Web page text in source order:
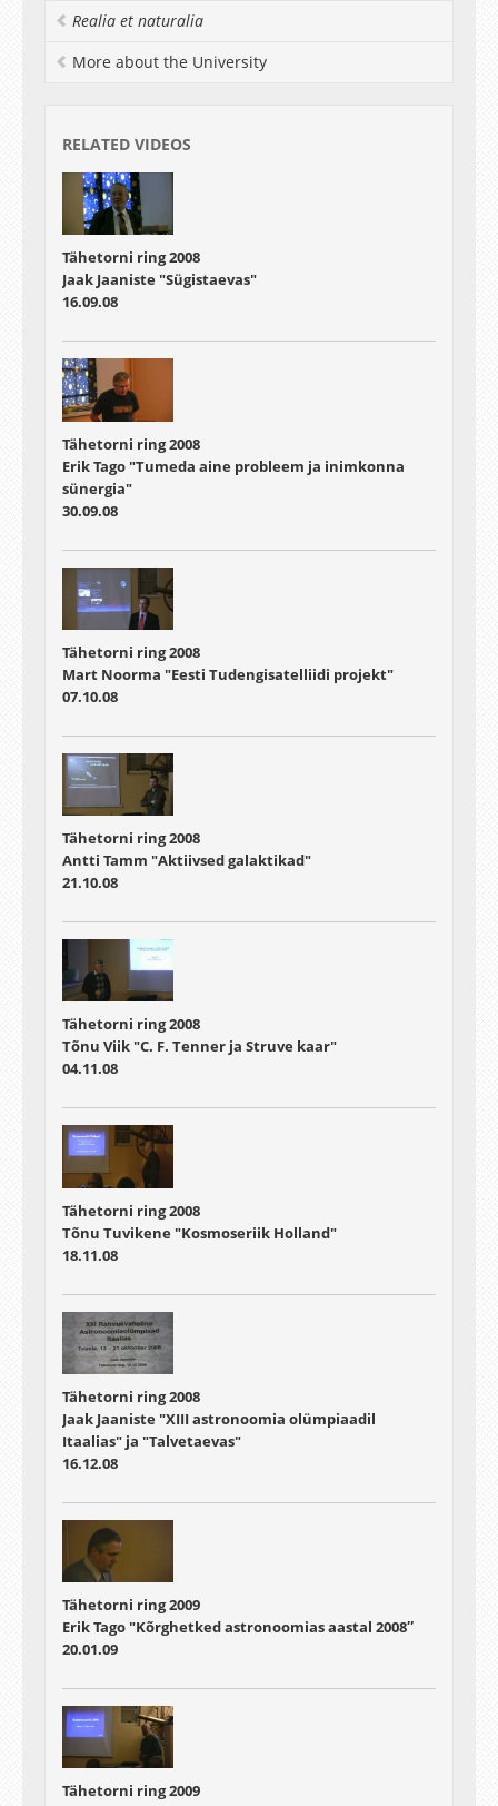
Realia et naturalia
More about the University
RELATED VIDEOS
Tähetorni ring 2008
Jaak Jaaniste "Sügistaevas"
16.09.08
Tähetorni ring 2008
Erik Tago "Tumeda aine probleem ja inimkonna
sünergia"
30.09.08
Tähetorni ring 2008
Mart Noorma "Eesti Tudengisatelliidi projekt"
07.10.08
Tähetorni ring 2008
Antti Tamm "Aktiivsed galaktikad"
21.10.08
Tähetorni ring 2008
Tõnu Viik "C. F. Tenner ja Struve kaar"
04.11.08
Tähetorni ring 2008
Tõnu Tuvikene "Kosmoseriik Holland"
18.11.08
Tähetorni ring 2008
Jaak Jaaniste "XIII astronoomia olümpiaadil
Itaalias" ja "Talvetaevas"
16.12.08
Tähetorni ring 2009
Erik Tago "Kõrghetked astronoomias aastal 2008″
20.01.09
Tähetorni ring 2009